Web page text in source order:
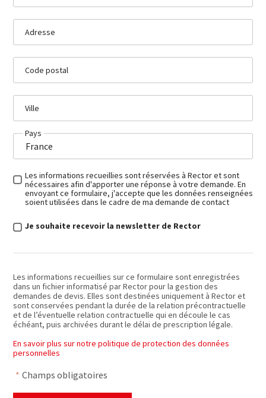
Adresse
Code postal
Ville
Pays
Les informations recueillies sont réservées à Rector et sont
nécessaires afin d'apporter une réponse à votre demande. En
envoyant ce formulaire, j'accepte que les données renseignées
soient utilisées dans le cadre de ma demande de contact
Je souhaite recevoir la newsletter de Rector
Les informations recueillies sur ce formulaire sont enregistrées
dans un fichier informatisé par Rector pour la gestion des
demandes de devis. Elles sont destinées uniquement à Rector et
sont conservées pendant la durée de la relation précontractuelle
et de l’éventuelle relation contractuelle qui en découle le cas
échéant, puis archivées durant le délai de prescription légale.
En savoir plus sur notre politique de protection des données
personnelles
* Champs obligatoires